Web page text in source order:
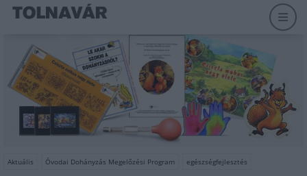
Aktuális Óvodai Dohányzás Megelőzési Program egészségfejlesztés